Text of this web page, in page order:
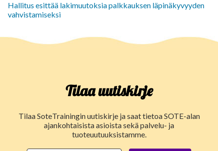
Hallitus esittää lakimuutoksia palkkauksen läpinäkyvyyden
vahvistamiseksi
Tilaa uutiskirje
Tilaa SoteTrainingin uutiskirje ja saat tietoa SOTE-alan
ajankohtaisista asioista sekä palvelu- ja
tuoteuutuuksistamme.